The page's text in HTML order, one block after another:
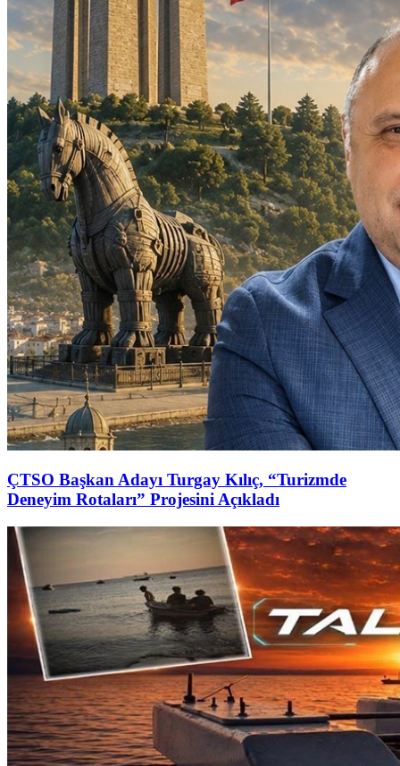
ÇTSO Başkan Adayı Turgay Kılıç, “Turizmde
Deneyim Rotaları” Projesini Açıkladı